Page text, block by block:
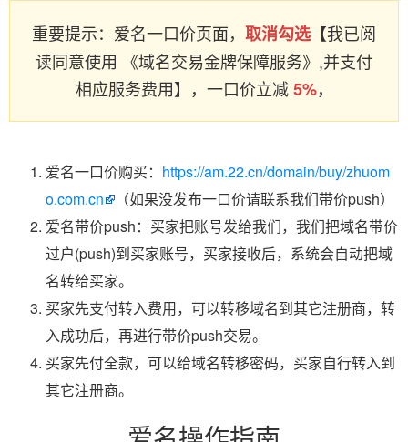
重要提示：爱名一口价页面， 取消勾选 【我已阅
读同意使用 《域名交易金牌保障服务》,并支付
相应服务费用】，一口价立减5%，
爱名一口价购买： https://am.22.cn/domain/buy/zhuom
o.com.cn
（如果没发布一口价请联系我们带价push）
爱名带价push：买家把账号发给我们，我们把域名带价
过户(push)到买家账号，买家接收后，系统会自动把域
名转给买家。
买家先支付转入费用，可以转移域名到其它注册商，转
入成功后，再进行带价push交易。
买家先付全款，可以给域名转移密码，买家自行转入到
其它注册商。